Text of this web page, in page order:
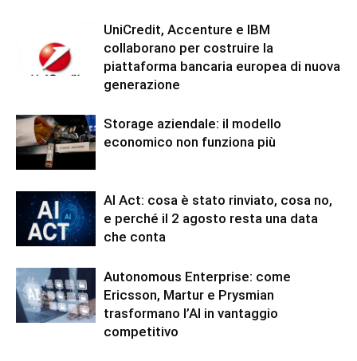
UniCredit, Accenture e IBM
collaborano per costruire la
piattaforma bancaria europea di nuova
generazione
Storage aziendale: il modello
economico non funziona più
AI Act: cosa è stato rinviato, cosa no,
e perché il 2 agosto resta una data
che conta
Autonomous Enterprise: come
Ericsson, Martur e Prysmian
trasformano l’AI in vantaggio
competitivo